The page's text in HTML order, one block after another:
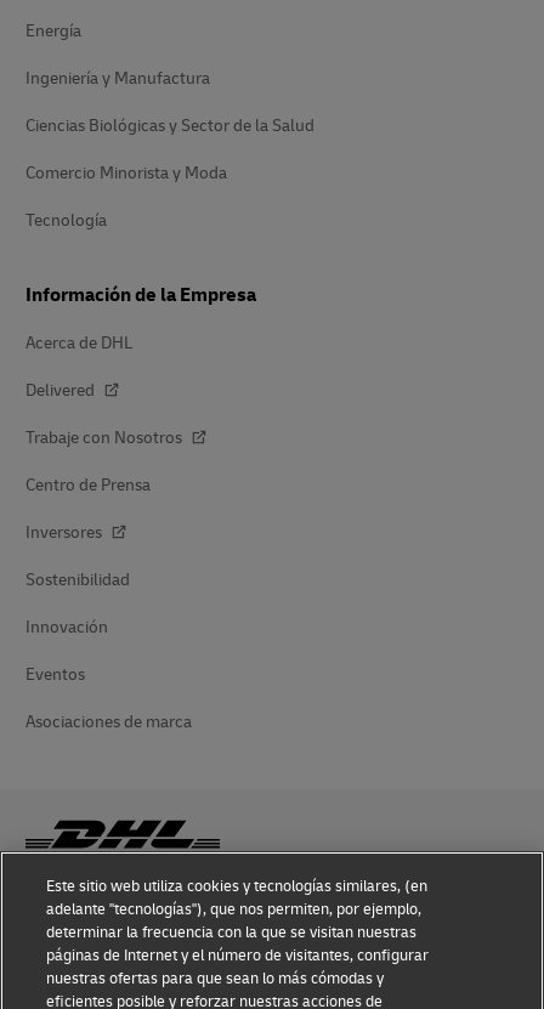
Energía
Ingeniería y Manufactura
Ciencias Biológicas y Sector de la Salud
Comercio Minorista y Moda
Tecnología
Información de la Empresa
Acerca de DHL
Delivered
Trabaje con Nosotros
Centro de Prensa
Inversores
Sostenibilidad
Innovación
Eventos
Asociaciones de marca
Conocimiento sobre Fraudes
Aviso Legal
Este sitio web utiliza cookies y tecnologías similares, (en
adelante "tecnologías"), que nos permiten, por ejemplo,
determinar la frecuencia con la que se visitan nuestras
páginas de Internet y el número de visitantes, configurar
nuestras ofertas para que sean lo más cómodas y
eficientes posible y reforzar nuestras acciones de